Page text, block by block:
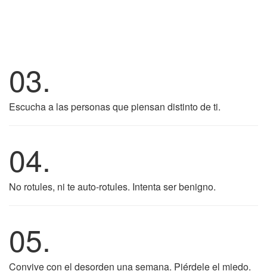
03.
Escucha a las personas que piensan distinto de ti.
04.
No rotules, ni te auto-rotules. Intenta ser benigno.
05.
Convive con el desorden una semana. Piérdele el miedo.